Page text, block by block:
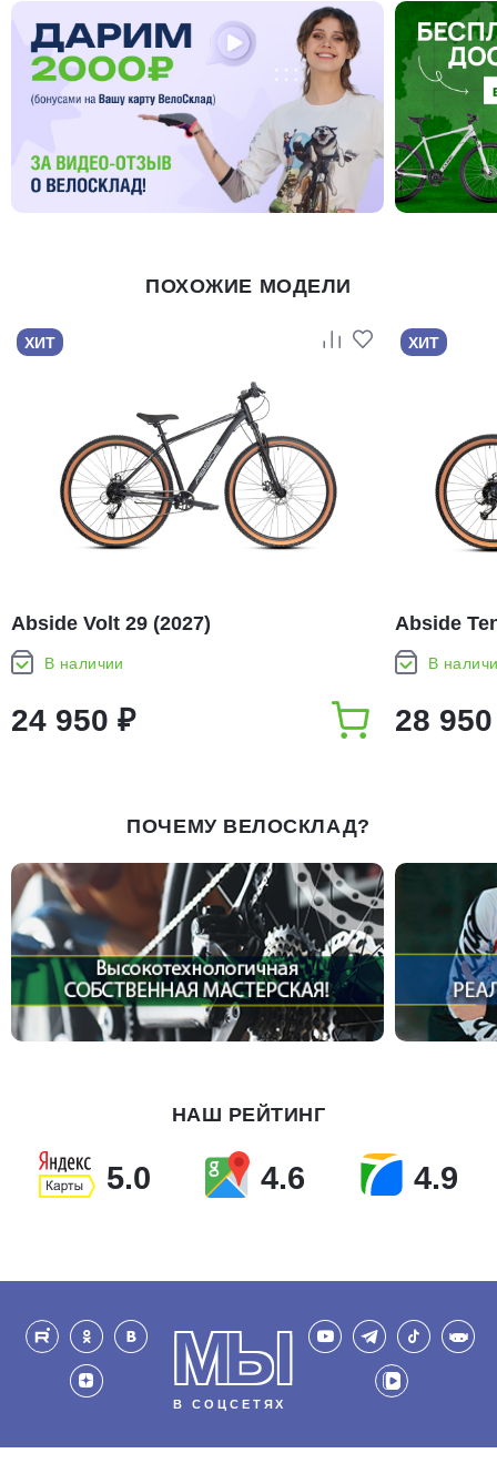
ПОХОЖИЕ МОДЕЛИ
ХИТ
Abside Volt 29 (2027)
В наличии
24 950 ₽
ХИТ
Abside
В
28
ПОЧЕМУ ВЕЛОСКЛАД?
НАШ РЕЙТИНГ
5.0 4.6 4.9
МЫ
В СОЦСЕТЯХ